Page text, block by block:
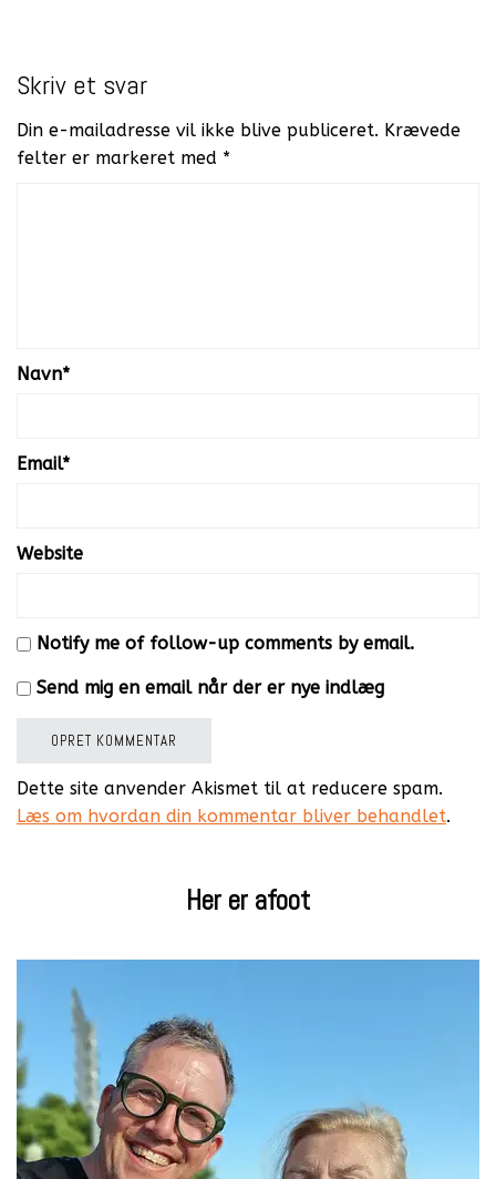
Skriv et svar
Din e-mailadresse vil ikke blive publiceret. Krævede
felter er markeret med *
Navn*
Email*
Website
Notify me of follow-up comments by email.
Send mig en email når der er nye indlæg
Dette site anvender Akismet til at reducere spam.
Læs om hvordan din kommentar bliver behandlet.
Her er afoot